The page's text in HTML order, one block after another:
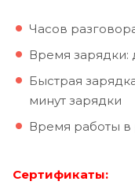
Часов
Время зарядки:
Быстрая
минут зарядки
Время работы
Сертификаты: